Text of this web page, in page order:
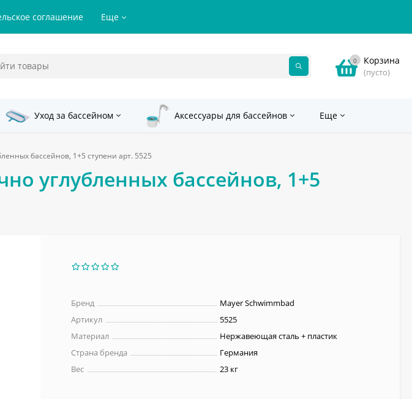
соглашение Еще
0 Корзина
(пусто)
Уход за бассейном Аксессуары для бассейнов Еще
бассейнов, 1+5 ступени арт. 5525
углубленных бассейнов, 1+5
Бренд
Mayer Schwimmbad
Артикул
5525
Материал
Нержавеющая сталь + пластик
Страна бренда
Германия
Вес
23 кг